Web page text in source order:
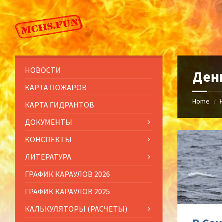
Skip
to
content
Skip
to
left
sidebar
Skip
to
footer
Home /
НОВОСТИ
КАРТА ПОЖАРОВ
КАРТА ГИДРАНТОВ
ДОКУМЕНТЫ
КОНСПЕКТЫ
ЛИТЕРАТУРА
ГРАФИК КАРАУЛОВ 2026
ГРАФИК КАРАУЛОВ 2025
КАЛЬКУЛЯТОРЫ (РАСЧЕТЫ)